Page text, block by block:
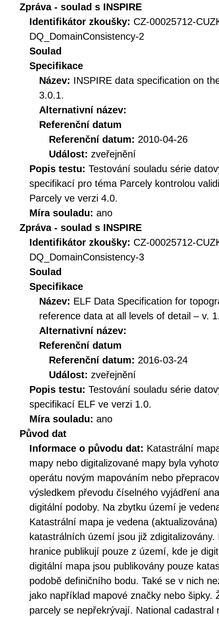
Zpráva - soulad s INSPIRE
Identifikátor zkoušky: CZ-00025712-
DQ_DomainConsistency-2
Soulad
Specifikace
Název: INSPIRE data specification on
3.0.1.
Alternativní název:
Referenční datum
Referenční datum: 2010-04-26
Událost: zveřejnění
Popis testu: Testování souladu série
specifikací pro téma Parcely kontrolou
Parcely ve verzi 4.0.
Míra souladu: ano
Zpráva - soulad s INSPIRE
Identifikátor zkoušky: CZ-00025712-
DQ_DomainConsistency-3
Soulad
Specifikace
Název: ELF Data Specification for
reference data at all levels of detail – v.
Alternativní název:
Referenční datum
Referenční datum: 2016-03-24
Událost: zveřejnění
Popis testu: Testování souladu série
specifikací ELF ve verzi 1.0.
Míra souladu: ano
Původ dat
Informace o původu dat: Katastrální
mapy nebo digitalizované mapy byla
operátu novým mapováním nebo
výsledkem převodu číselného vyjádření
digitální podoby. Na zbytku území je
Katastrální mapa je vedena
katastrálních území jsou již
hranice publikují pouze z území, kde je
digitální mapa jsou publikovány pouze
podobě definičního bodu. Také se v nich
jako například mapové značky nebo šipky.
parcely se nepřekrývají. National